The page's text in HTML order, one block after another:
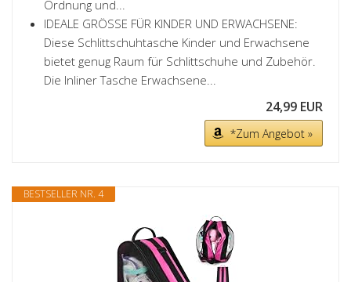
Ordnung und...
IDEALE GRÖSSE FÜR KINDER UND ERWACHSENE:
Diese Schlittschuhtasche Kinder und Erwachsene
bietet genug Raum für Schlittschuhe und Zubehör.
Die Inliner Tasche Erwachsene...
24,99 EUR
*Zum Angebot »
BESTSELLER NR. 4